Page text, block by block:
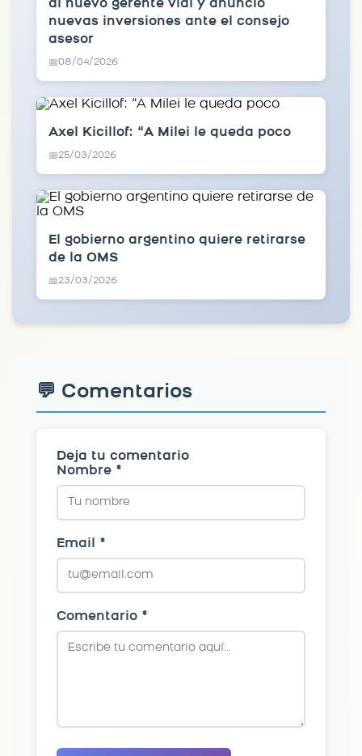
al nuevo gerente vial y anunció
nuevas inversiones ante el consejo
asesor
📅08/04/2026
Axel Kicillof: “A Milei le queda poco
📅25/03/2026
El gobierno argentino quiere retirarse
de la OMS
📅23/03/2026
💬 Comentarios
Deja tu comentario
Nombre *
Email *
Comentario *